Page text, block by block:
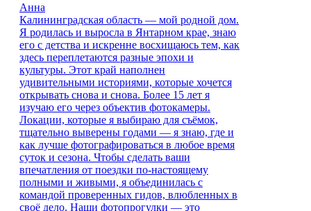
Анна
Калининградская область — мой родной дом.
Я родилась и выросла в Янтарном крае, знаю
его с детства и искренне восхищаюсь тем, как
здесь переплетаются разные эпохи и
культуры. Этот край наполнен
удивительными историями, которые хочется
открывать снова и снова. Более 15 лет я
изучаю его через объектив фотокамеры.
Локации, которые я выбираю для съёмок,
тщательно выверены годами — я знаю, где и
как лучше фотографироваться в любое время
суток и сезона. Чтобы сделать ваши
впечатления от поездки по-настоящему
полными и живыми, я объединилась с
командой проверенных гидов, влюбленных в
своё дело. Наши фотопрогулки — это